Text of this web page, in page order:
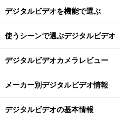
ぶれ補正と、暗いところでも
パナソニック デジタルハイ
デジタルビデオを機能で選ぶ
使うシーンで選ぶデジタルビデオ
デジタルビデオカメラレビュー
メーカー別デジタルビデオ情報
デジタルビデオの基本情報